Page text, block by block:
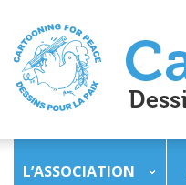
L’ASSOCIATION